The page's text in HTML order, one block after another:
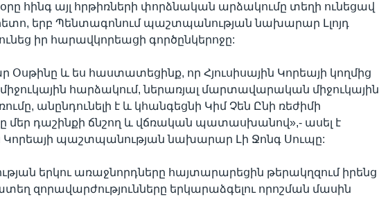
հինգ այլ հրթիռների փորձնական արձակումը տեղի ունեցավ
երբ Պենտագոնում պաշտպանության նախարար Լլոյդ
իր հարավկորեացի գործընկերոջը:
Օսթինը և ես հաստատեցինք, որ Հյուսիսային Կորեայի կողմից
հարձակում, ներառյալ մարտավարական միջուկային
անընդունելի է և կհանգեցնի Կիմ Չեն Ընի ռեժիմի
մեր դաշինքի ճնշող և վճռական պատասխանով»,- ասել է
Կորեայի պաշտպանության նախարար Լի Ջոնգ Սուպը:
երկու առաջնորդները հայտարարեցին թերակղզում իրենց
զորավարժությունները երկարաձգելու որոշման մասին